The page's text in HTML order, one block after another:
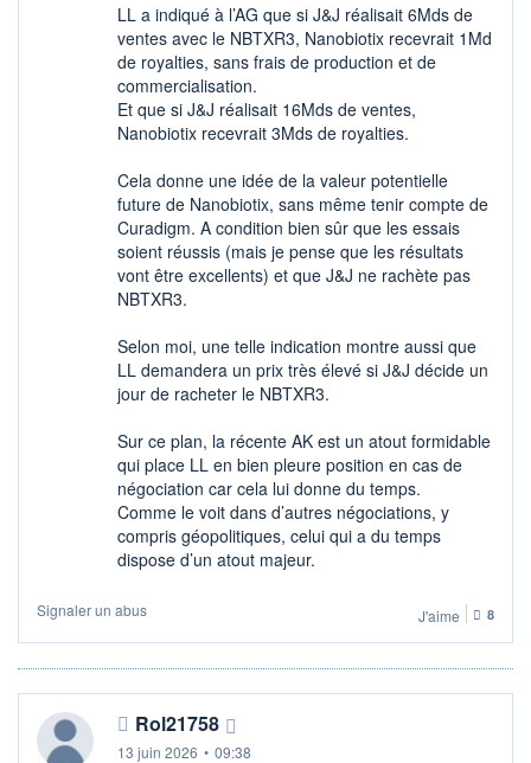
LL a indiqué à l’AG que si J&J réalisait 6Mds de
ventes avec le NBTXR3, Nanobiotix recevrait 1Md
de royalties, sans frais de production et de
commercialisation.
Et que si J&J réalisait 16Mds de ventes,
Nanobiotix recevrait 3Mds de royalties.
Cela donne une idée de la valeur potentielle
future de Nanobiotix, sans même tenir compte de
Curadigm. A condition bien sûr que les essais
soient réussis (mais je pense que les résultats
vont être excellents) et que J&J ne rachète pas
NBTXR3.
Selon moi, une telle indication montre aussi que
LL demandera un prix très élevé si J&J décide un
jour de racheter le NBTXR3.
Sur ce plan, la récente AK est un atout formidable
qui place LL en bien pleure position en cas de
négociation car cela lui donne du temps.
Comme le voit dans d’autres négociations, y
compris géopolitiques, celui qui a du temps
dispose d’un atout majeur.
Signaler un abus J'aime 8
Rol21758
13 juin 2026 • 09:38